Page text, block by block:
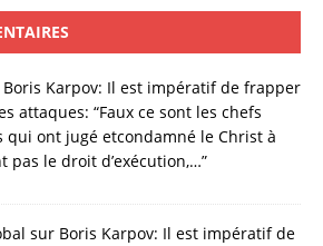
Boris Karpov: Il est impératif de frapper
attaques: “Faux ce sont les chefs
qui ont jugé etcondamné le Christ à
pas le droit d’exécution,…”
sur Boris Karpov: Il est impératif de